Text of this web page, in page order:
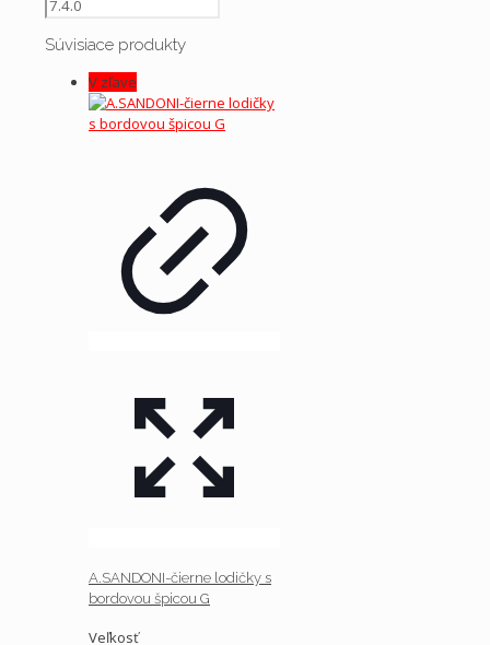
Súvisiace produkty
V zľave
A.SANDONI-čierne lodičky s
bordovou špicou G
Veľkosť